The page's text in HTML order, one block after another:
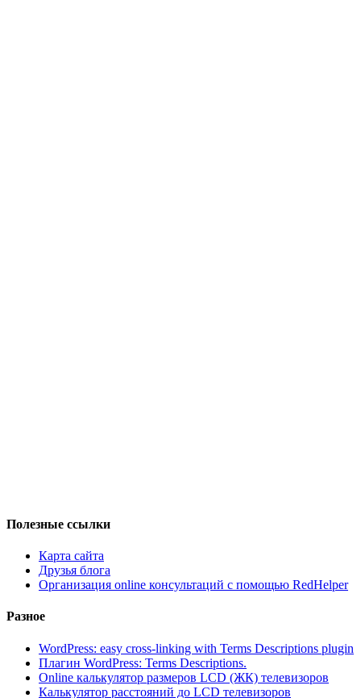
Полезные ссылки
Карта сайта
Друзья блога
Организация online консультаций с помощью RedHelper
Разное
WordPress: easy cross-linking with Terms Descriptions plugin
Плагин WordPress: Terms Descriptions.
Online калькулятор размеров LCD (ЖК) телевизоров
Калькулятор расстояний до LCD телевизоров